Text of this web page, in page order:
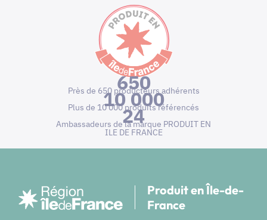
650
Près de 650 producteurs adhérents
10 000
Plus de 10 000 produits référencés
24
Ambassadeurs de la marque PRODUIT EN
ILE DE FRANCE
Produit en Île-de-
France